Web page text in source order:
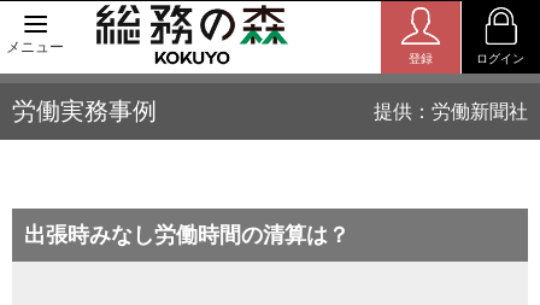
メニュー
登録 ログイン
労働実務事例 提供：労働新聞社
出張時みなし労働時間の清算は？